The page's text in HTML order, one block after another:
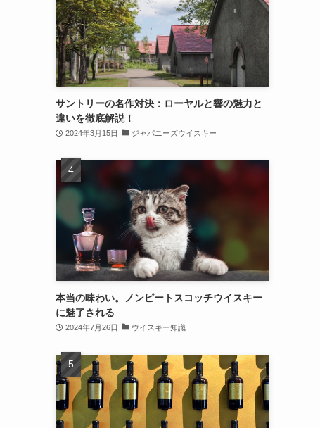
サントリーの名作対決：ローヤルと響の魅力と
違いを徹底解説！
2024年3月15日 ジャパニーズウイスキー
本当の味わい。ノンピートスコッチウイスキー
に魅了される
2024年7月26日 ウイスキー知識